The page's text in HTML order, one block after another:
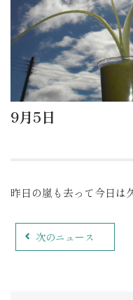
9月5日
昨日の嵐も去って今日は
次のニュース